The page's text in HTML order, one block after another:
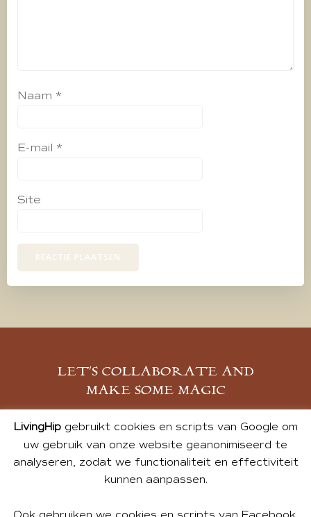
Naam *
E-mail *
Site
LET’S COLLABORATE AND
MAKE SOME MAGIC
MELD JE AAN
LivingHipgebruikt cookies en scripts van Google om
uw gebruik van onze website geanonimiseerd te
analyseren, zodat we functionaliteit en effectiviteit
kunnen aanpassen.